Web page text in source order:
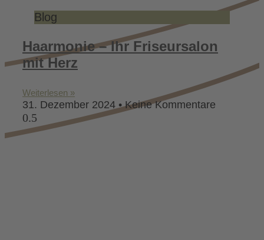
Blog
Haarmonie – Ihr Friseursalon
mit Herz
Weiterlesen »
31. Dezember 2024 Keine Kommentare